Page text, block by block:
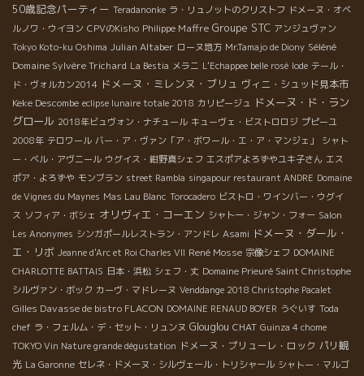
50歳記念パーティー Teradanonke ラ・リュノットのクリストフ ドメーヌ・オベ
ルノワ・ウイヨン CPVのKisho Philippe Maffre Groupe STC アンジュヴァン
Tokyo Koto-ku Oshima Julian Altaber ローヌ地方 Mr.Tamajo de Diony Séléné
Domaine Sylvère Trichard La Bestia メラニ L'Echappee belle rosé Iode テール・
ド・ヴォルカン2014 ドメーヌ・ミレンヌ・ブリュ ヴィニ・シュッド見本市
Keke Descombe eclipse lunaire totale 2018 カリピージュ ドメーヌ・ド・ラン
グロール 2018年ビュヴォン・ナチュール キューヴェ・ビストロロジ プピーユ
2008年 テロワール バー・ア・ヴァン「ア・ボワール・エ・ア・マンジェ」
シャト
ー・ベル・アヴニール ウグイス・紺野真シェフ エスポアよろずやユキ子さん エス
ポア・よろずや モンブラン street Rambla singapour restaurant ANDRE Domaine
de Vignes du Maynes Mas Lau Blanc Torocadero ビストロ・ワインバー・ウグイ
ス ソフィア・ボシェ オリヴィエ・コーエン シャトー・ジャン・フォー Salon
Les Anonymes シンガポールレストラン・アンドレ Asami ドメーヌ・ダール・
エ・リボ Jeanne d'Arc et Roi Charles VII René Mosse 宗像シェフ DOMAINE
CHARLOTTE BATTAIS 日本・浜松 シェフ・丈 Domaine Prieuré Saint Christophe
シルヴァン・ボック カーヴ・マドレーヌ Venddange 2018 Christophe Pacalet
Gilles Davasse de bistro FLACON DOMAINE RENAUD BOYER うぐいす Toda
chef ラ・フェルム・デ・セット・リュンヌ Glouglou CHAT Guinza 4 chome
TOKYO Vin Nature grande dégustation ドメーヌ・プリューレ・ロック パリ観
光 La Garonne セレネ・ドメーヌ・シルヴェール・トリシャール シャトー・マルゴ